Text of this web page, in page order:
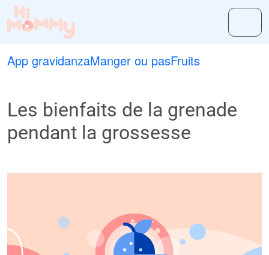
App gravidanzaManger ou pasFruits
Les bienfaits de la grenade
pendant la grossesse